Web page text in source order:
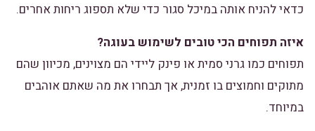
כדאי להניח אותה במיכל סגור כדי שלא תספוג ריחות אחרים.
איזה תפוחים הכי טובים לשימוש בעוגה?
תפוחים כמו גרני סמית או פינק ליידי הם מצוינים, מכיוון שהם
מתוקים וחמוצים בו זמנית, אך תבחרו את מה שאתם אוהבים
במיוחד.